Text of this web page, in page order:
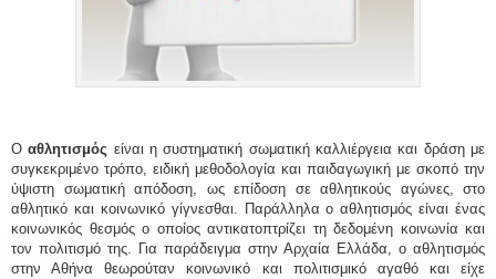
Οαθλητισμός είναι η συστηματική σωματική καλλιέργεια και δράση με
συγκεκριμένο τρόπο, ειδική μεθοδολογία και παιδαγωγική με σκοπό την
ύψιστη σωματική απόδοση, ως επίδοση σε αθλητικούς αγώνες, στο
αθλητικό και κοινωνικό γίγνεσθαι. Παράλληλα ο αθλητισμός είναι ένας
κοινωνικός θεσμός ο οποίος αντικατοπτρίζει τη δεδομένη κοινωνία και
τον πολιτισμό της. Για παράδειγμα στην Αρχαία Ελλάδα, ο αθλητισμός
στην Αθήνα θεωρούταν κοινωνικό και πολιτισμικό αγαθό και είχε